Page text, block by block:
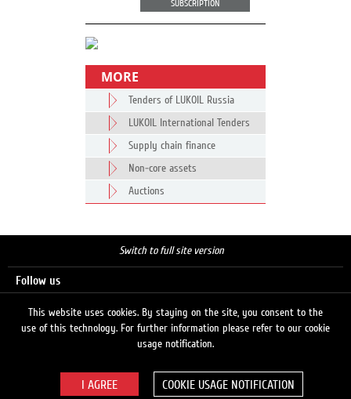
SUBSCRIPTION
MORE
Tenders of LUKOIL Russia
LUKOIL International Tenders
Supply chain finance
Non-core assets
Auctions
Switch to full site version
Follow us
This website uses cookies. By staying on the site, you consent to the
use of this technology. For further information please refer to our cookie
usage notification.
COOKIE USAGE NOTIFICATION